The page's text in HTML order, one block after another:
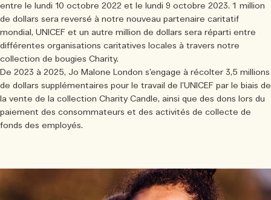
entre le lundi 10 octobre 2022 et le lundi 9 octobre 2023. 1 million
de dollars sera reversé à notre nouveau partenaire caritatif
mondial, UNICEF et un autre million de dollars sera réparti entre
différentes organisations caritatives locales à travers notre
collection de bougies Charity.
De 2023 à 2025, Jo Malone London s’engage à récolter 3,5 millions
de dollars supplémentaires pour le travail de l’UNICEF par le biais de
la vente de la collection Charity Candle, ainsi que des dons lors du
paiement des consommateurs et des activités de collecte de
fonds des employés.